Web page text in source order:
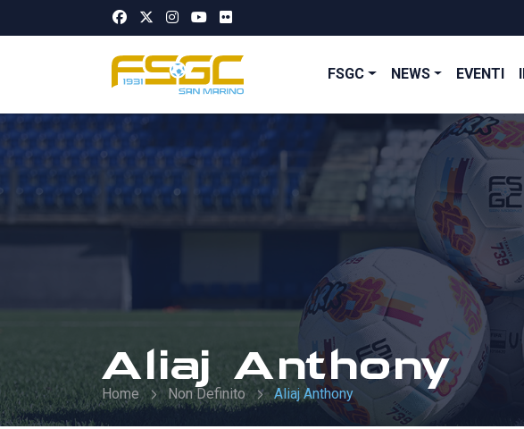
FSGC NEWS EVENTI
Aliaj Anthony
Home Non Definito Aliaj Anthony